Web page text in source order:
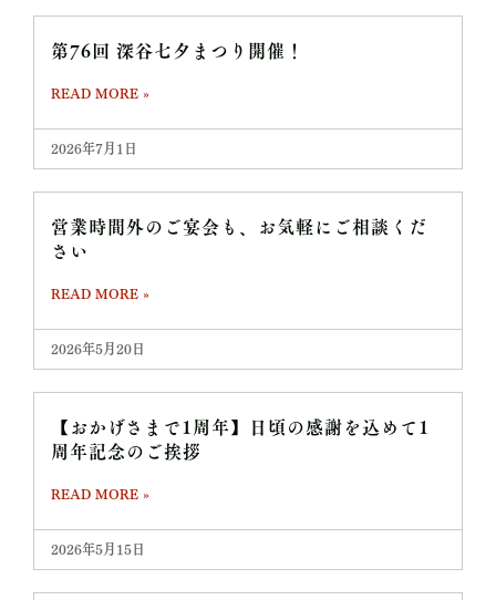
第76回 深谷七夕まつり開催！
READ MORE »
2026年7月1日
営業時間外のご宴会も、お気軽にご相談くだ
さい
READ MORE »
2026年5月20日
【おかげさまで1周年】日頃の感謝を込めて1
周年記念のご挨拶
READ MORE »
2026年5月15日